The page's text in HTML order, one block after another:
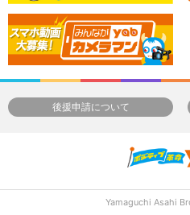
後援申請について
Yamaguchi Asahi